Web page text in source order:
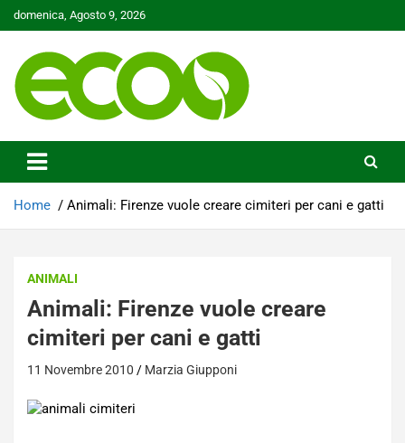
Skip
to
domenica, Agosto 9, 2026
Ecoo.it
Home Animali: Firenze vuole creare cimiteri per cani e gatti
ANIMALI
Animali: Firenze vuole creare
cimiteri per cani e gatti
11 Novembre 2010 Marzia Giupponi